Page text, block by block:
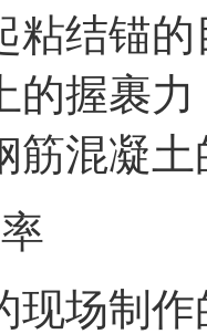
粘结锚
的握裹
筋混凝
现场制